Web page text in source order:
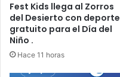
Fest Kids llega al Zorros
del Desierto con deporte
gratuito para el Día del
Niño .
Hace 11 horas